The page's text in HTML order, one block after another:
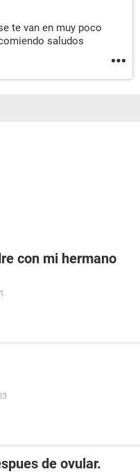
te van en muy poco
saludos
con mi hermano
de ovular.